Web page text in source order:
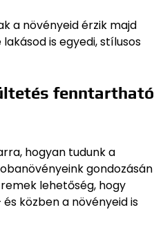
a növényeid érzik majd
is egyedi, stílusos
fenntartható
hogyan tudunk a
gondozásán
lehetőség, hogy
közben a növényeid is